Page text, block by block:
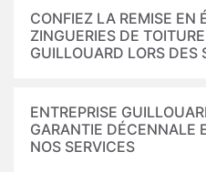
CONFIEZ LA REMISE EN
ZINGUERIES DE
GUILLOUARD LORS DES
ENTREPRISE
GARANTIE DÉCENNALE
NOS SERVICES